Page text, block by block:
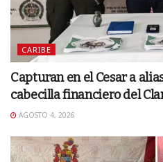
CARIBE
Capturan en el Cesar a
cabecilla financiero del
AGOSTO 4, 2026